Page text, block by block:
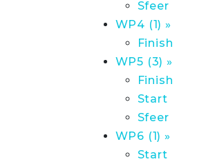
Sfeer
WP4 (1) »
Finish
WP5 (3) »
Finish
Start
Sfeer
WP6 (1) »
Start